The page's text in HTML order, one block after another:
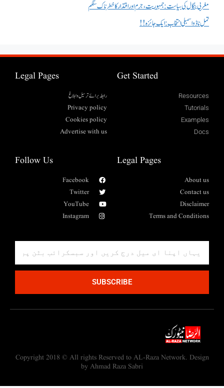
مغربی بنگال کی سیاست:جمہوریت، جرم اور اقتدار کا خطرناک سنگم
تمل ناڈو اسمبلی انتخاب : ایک جائزہ !!
Get Started
Resources
Tutorials
Examples
Docs
Legal Pages
رابطہ برائے ترسیل وابلاغ
Privacy policy
Cookies policy
Advertise with us
Legal Pages
About us
Contact us
Disclaimer
Terms and Conditions
Follow Us
Facebook
Twitter
YouTube
Instagram
SUBSCRIBE
Copyright 2018 © All rights Reserved to AL-Raza Network. Design
by Ahmad Raza Sabri